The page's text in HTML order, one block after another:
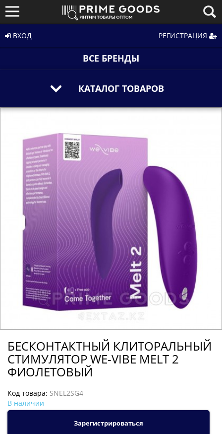
ВХОД РЕГИСТРАЦИЯ
ВСЕ БРЕНДЫ
КАТАЛОГ ТОВАРОВ
БЕСКОНТАКТНЫЙ КЛИТОРАЛЬНЫЙ
СТИМУЛЯТОР WE-VIBE MELT 2
ФИОЛЕТОВЫЙ
Код товара: SNEL2SG4
В наличии
Зарегистрироваться